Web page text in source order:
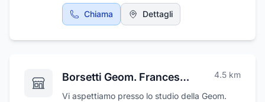
Chiama Dettagli
Borsetti Geom. Francesca -Fb Studio Stp Srl 4.5 km
Vi aspettiamo presso lo studio della Geom.